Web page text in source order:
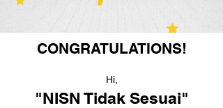
CONGRATULATIONS!
Hi,
"NISN Tidak Sesuai"